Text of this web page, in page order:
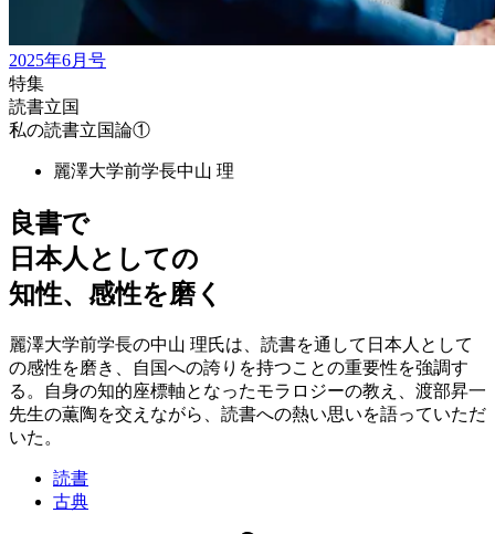
2025年6月号
特集
読書立国
私の読書立国論①
麗澤大学前学長中山 理
良書で
日本人としての
知性、感性を磨く
麗澤大学前学長の中山 理氏は、読書を通して日本人として
の感性を磨き、自国への誇りを持つことの重要性を強調す
る。自身の知的座標軸となったモラロジーの教え、渡部昇一
先生の薫陶を交えながら、読書への熱い思いを語っていただ
いた。
読書
古典